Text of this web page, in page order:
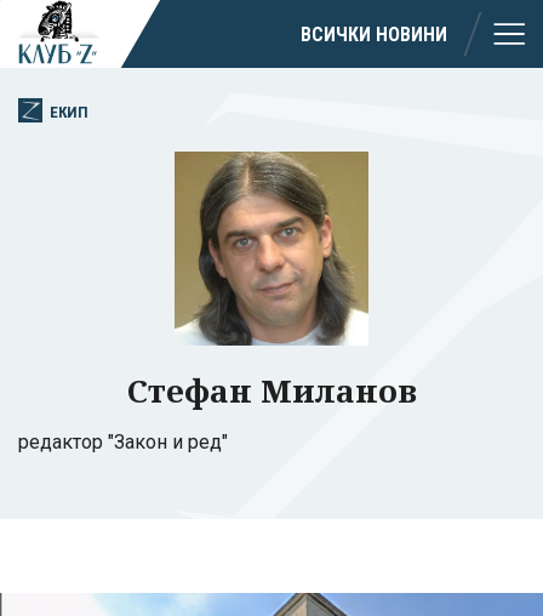
ВСИЧКИ НОВИНИ
ЕКИП
Стефан Миланов
редактор "Закон и ред"